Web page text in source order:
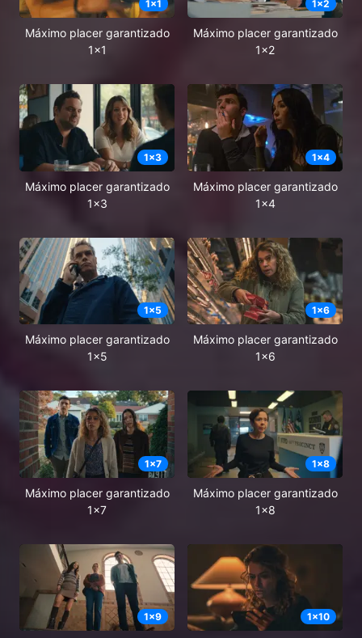
1x1
Máximo placer garantizado
1x1
1x2
Máximo placer garantizado
1x2
1x3
Máximo placer garantizado
1x3
1x4
Máximo placer garantizado
1x4
1x5
Máximo placer garantizado
1x5
1x6
Máximo placer garantizado
1x6
1x7
Máximo placer garantizado
1x7
1x8
Máximo placer garantizado
1x8
1x9 1x10